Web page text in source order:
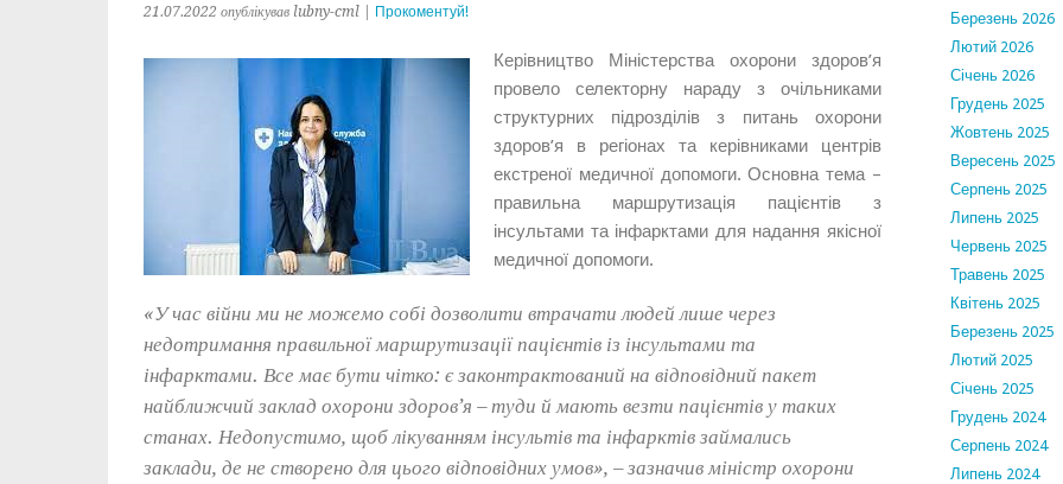
21.07.2022 опублікував lubny-cml | Прокоментуй!
Керівництво Міністерства охорони здоров’я
провело селекторну нараду з очільниками
структурних підрозділів з питань охорони
здоров’я в регіонах та керівниками центрів
екстреної медичної допомоги. Основна тема –
правильна маршрутизація пацієнтів з
інсультами та інфарктами для надання якісної
медичної допомоги.
«У час війни ми не можемо собі дозволити втрачати людей лише через
недотримання правильної маршрутизації пацієнтів із інсультами та
інфарктами. Все має бути чітко: є законтрактований на відповідний пакет
найближчий заклад охорони здоров’я – туди й мають везти пацієнтів у таких
станах. Недопустимо, щоб лікуванням інсультів та інфарктів займались
заклади, де не створено для цього відповідних умов», – зазначив міністр охорони
Березень 2026
Лютий 2026
Січень 2026
Грудень 2025
Жовтень 2025
Вересень 2025
Серпень 2025
Липень 2025
Червень 2025
Травень 2025
Квітень 2025
Березень 2025
Лютий 2025
Січень 2025
Грудень 2024
Серпень 2024
Липень 2024